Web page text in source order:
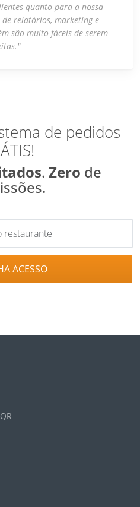
quanto para a nossa
relatórios, marketing e
são muito fáceis de serem
de pedidos
. Zero de
ACESSO